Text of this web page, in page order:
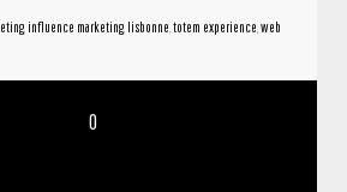
, influence marketing, lisbonne totem experience web
0